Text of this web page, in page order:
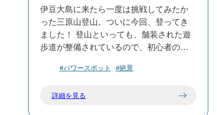
下に見渡せる。この、ちょっと立体的な
絵の具箱のような街並み、すごく写真に
映える。 飾らない、島のありのままの生
活の匂い。このさりげない優しさが、今
坂道を歩いて少し喉が渇いたから、新し
へ。 冷たい飲み物を買って、窓の外のき
伊豆大島に来たら一度は挑戦してみたか
った三原山登山。ついに今回、登ってき
ました！ 登山といっても、舗装された遊
歩道が整備されているので、初心者の私
に広がる黒くゴツゴツした岩肌が迫力満
うな景色の連続。まさに“地球が生きてい
#パワースポット #絶景
詳細を見る